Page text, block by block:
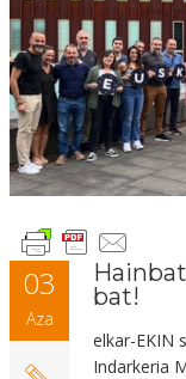
03
Aza
bat!
elkar-EKIN
Indarkeria